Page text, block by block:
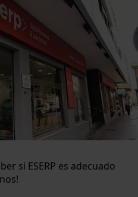
si ESERP es adecuado